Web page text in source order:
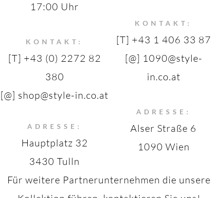
17:00 Uhr
KONTAKT:
[T] +43 (0) 2272 82
380
[@] shop@style-in.co.at
ADRESSE:
Hauptplatz 32
3430 Tulln
KONTAKT:
[T] +43 1 406 33 87
[@] 1090@style-
in.co.at
ADRESSE:
Alser Straße 6
1090 Wien
Für weitere Partnerunternehmen die unsere